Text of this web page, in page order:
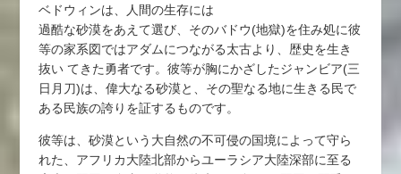
ベドウィンは、人間の生存には
過酷な砂漠をあえて選び、そのバドウ(地獄)を住み処に彼
等の家系図ではアダムにつながる太古より、歴史を生き
抜い てきた勇者です。彼等が胸にかざしたジャンビア(三
日月刀)は、偉大なる砂漠と、その聖なる地に生きる民で
ある民族の誇りを証するものです。
彼等は、砂漠という大自然の不可侵の国境によって守ら
れた、アフリカ大陸北部からユーラシア大陸深部に至る